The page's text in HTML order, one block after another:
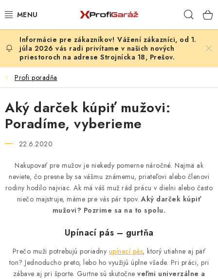
na
REALIZÁCIE & RIEŠENIA
AKCIE A NOVINKY
NÁRADIE PODĽA TYPU OPRAVY
VYBAVENIE DIELNE
NÁRADIE
ČISTENIE A UMÝVANIE
AUTODOPLNKY
Vážení zákazníci, od 1.
júla 2026 vás radi privítame v našich nových
priestoroch na adrese Strojnícka 18, Prešov.
Profi poradňa
Aký darček kúpiť mužovi:
Poradíme, vyberieme
22.6.2020
Nakupovať pre mužov je niekedy pomerne náročné. Najmä ak
neviete, čo presne by sa vášmu známemu, priateľovi alebo členovi
rodiny hodilo najviac. Ak má váš muž rád prácu v dielni alebo často
niečo majstruje, máme pre vás pár tipov.Aký darček kúpiť
mužovi? Pozrime sa na to spolu.
Upínací pás – gurtňa
Prečo muži potrebujú poriadny upínací pás, ktorý utiahne aj päť
ton? Jednoducho preto, lebo ho využijú úplne všade. Pri práci, pri
zábave aj pri športe. Gurtne sú skutočne veľmi univerzálne a